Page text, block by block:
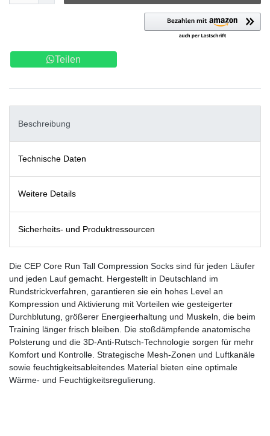
Teilen
Beschreibung
Technische Daten
Weitere Details
Sicherheits- und Produktressourcen
Die CEP Core Run Tall Compression Socks sind für jeden Läufer
und jeden Lauf gemacht. Hergestellt in Deutschland im
Rundstrickverfahren, garantieren sie ein hohes Level an
Kompression und Aktivierung mit Vorteilen wie gesteigerter
Durchblutung, größerer Energieerhaltung und Muskeln, die beim
Training länger frisch bleiben. Die stoßdämpfende anatomische
Polsterung und die 3D-Anti-Rutsch-Technologie sorgen für mehr
Komfort und Kontrolle. Strategische Mesh-Zonen und Luftkanäle
sowie feuchtigkeitsableitendes Material bieten eine optimale
Wärme- und Feuchtigkeitsregulierung.